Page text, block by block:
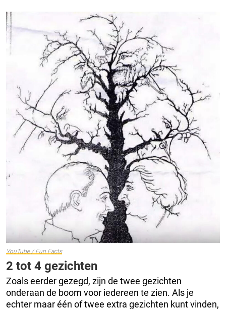
YouTube / Fun Facts
2 tot 4 gezichten
Zoals eerder gezegd, zijn de twee gezichten
onderaan de boom voor iedereen te zien. Als je
echter maar één of twee extra gezichten kunt vinden,